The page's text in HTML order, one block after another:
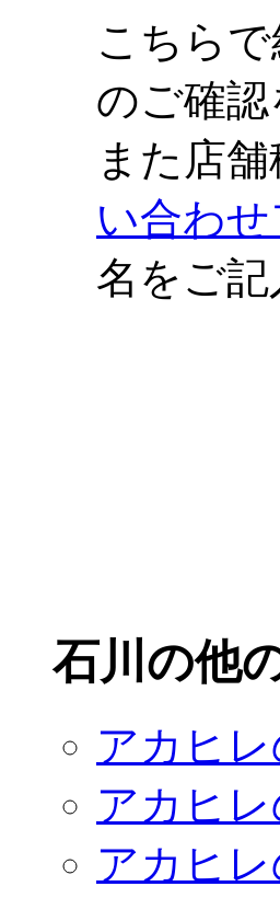
こちら
のご確
また店
い合わ
名をご
石川の他
アカヒ
アカヒ
アカヒ